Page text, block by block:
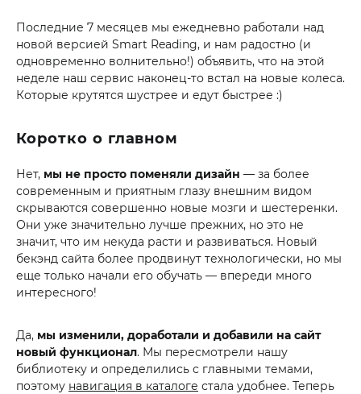
Последние 7 месяцев мы ежедневно работали над
новой версией Smart Reading, и нам радостно (и
одновременно волнительно!) объявить, что на этой
неделе наш сервис наконец-то встал на новые колеса.
Которые крутятся шустрее и едут быстрее :)
Коротко о главном
Нет, мы не просто поменяли дизайн — за более
современным и приятным глазу внешним видом
скрываются совершенно новые мозги и шестеренки.
Они уже значительно лучше прежних, но это не
значит, что им некуда расти и развиваться. Новый
бекэнд сайта более продвинут технологически, но мы
еще только начали его обучать — впереди много
интересного!
Да, мы изменили, доработали и добавили на сайт
новый функционал. Мы пересмотрели нашу
библиотеку и определились с главными темами,
поэтому навигация в каталоге стала удобнее. Теперь